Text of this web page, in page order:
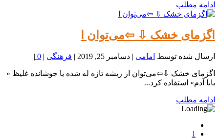
ادامه مطلب
اگزمای خشک‌ ⇩ ⇦می‌توان ا
ارسال شده توسط امامی | دسامبر 25, 2019 | فرهنگی |
0
|
اگزمای خشک‌ ⇩⇦می‌توان از ریشه تازه له شده یا جوشانده غلیظ «
بابا آدم» استفاده کرد...
ادامه مطلب
1